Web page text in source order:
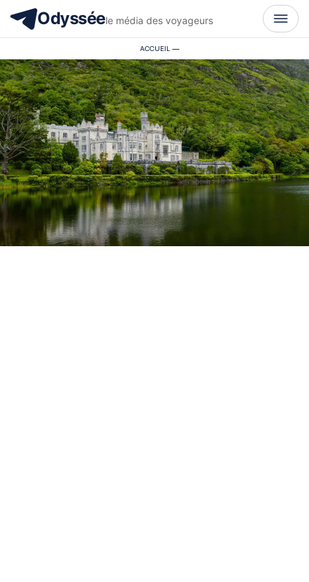
Odysséele média des voyageurs
ACCUEIL —